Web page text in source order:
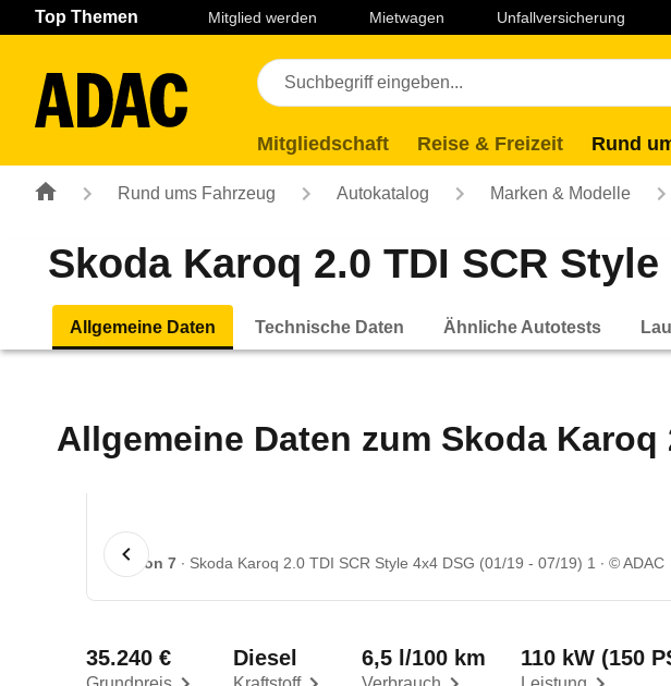
Navigation Seiteninhalt Fußzeile
Top Themen Mitglied werden Mietwagen Unfallversicherung
Mitgliedschaft Reise & Freizeit Rund
Rund ums Fahrzeug Autokatalog Marken & Modelle
Skoda Karoq 2.0 TDI SCR
Allgemeine Daten Technische Daten Ähnliche Autotests
Allgemeine Daten zum Skoda Karoq
1 von 7 Skoda Karoq 2.0 TDI SCR Style 4x4 DSG (01/19 - 07/19) 1 © ADAC
35.240 € Diesel 6,5 l/100 km 110 kW (150